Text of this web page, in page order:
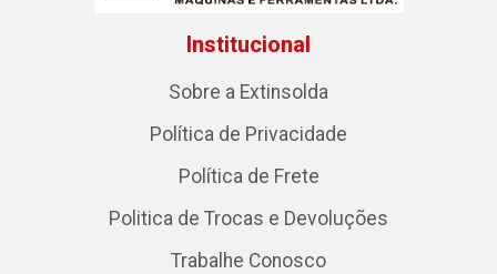
Institucional
Sobre a Extinsolda
Política de Privacidade
Política de Frete
Politica de Trocas e Devoluções
Trabalhe Conosco